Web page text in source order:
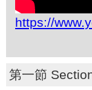
https://
第一節